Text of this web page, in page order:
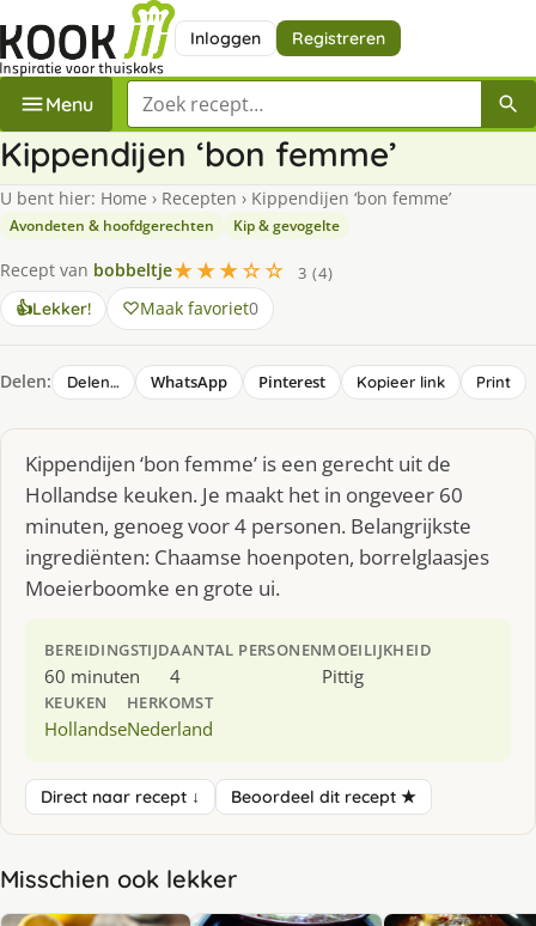
Inloggen Registreren
Menu Zoek een recept
Kippendijen ‘bon femme’
U bent hier: Home › Recepten › Kippendijen ‘bon femme’
Avondeten & hoofdgerechten Kip & gevogelte
Recept van bobbeltje★★★☆☆
3 (4)
👍Lekker! Maak favoriet0
Delen: Delen… WhatsApp Pinterest Kopieer link Print
Kippendijen ‘bon femme’ is een gerecht uit de
Hollandse keuken. Je maakt het in ongeveer 60
minuten, genoeg voor 4 personen. Belangrijkste
ingrediënten: Chaamse hoenpoten, borrelglaasjes
Moeierboomke en grote ui.
BEREIDINGSTIJD
60 minuten
AANTAL PERSONEN
4
MOEILIJKHEID
Pittig
KEUKEN
Hollandse
HERKOMST
Nederland
Direct naar recept ↓ Beoordeel dit recept ★
Misschien ook lekker